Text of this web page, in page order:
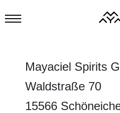
Mayaciel Spirits
Waldstraße 70
15566